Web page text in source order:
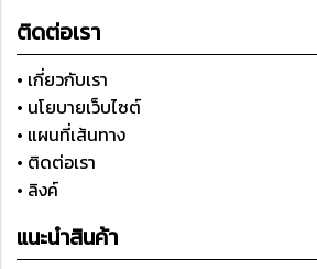
ติดต่อเรา
• เกี่ยวกับเรา
• นโยบายเว็บไซต์
• แผนที่เส้นทาง
• ติดต่อเรา
• ลิงค์
แนะนำสินค้า